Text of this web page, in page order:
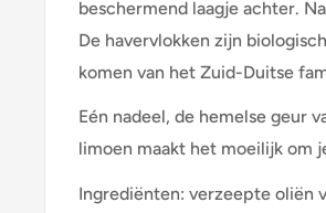
beschermend laagje achter.
De havervlokken zijn
komen van het Zuid-Duitse
Eén nadeel, de hemelse geur
limoen maakt het moeilijk om
Ingrediënten: verzeepte oliën